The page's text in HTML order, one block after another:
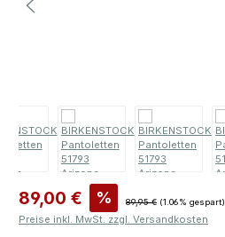
Verkaufspreis:
89,00 € % Regulärer Preis:
89,95 € (1.06% gespart)
Preise inkl. MwSt. zzgl. Versandkosten